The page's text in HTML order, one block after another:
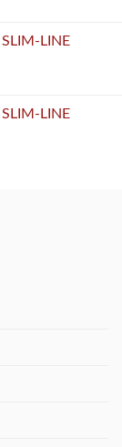
LINE
LINE